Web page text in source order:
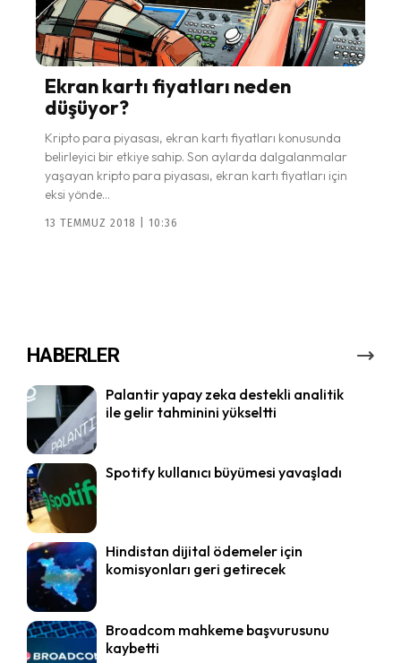
Ekran kartı fiyatları neden
düşüyor?
Kripto para piyasası, ekran kartı fiyatları konusunda
belirleyici bir etkiye sahip. Son aylarda dalgalanmalar
yaşayan kripto para piyasası, ekran kartı fiyatları için
eksi yönde...
13 TEMMUZ 2018 | 10:36
HABERLER
Palantir yapay zeka destekli analitik
ile gelir tahminini yükseltti
Spotify kullanıcı büyümesi yavaşladı
Hindistan dijital ödemeler için
komisyonları geri getirecek
Broadcom mahkeme başvurusunu
kaybetti